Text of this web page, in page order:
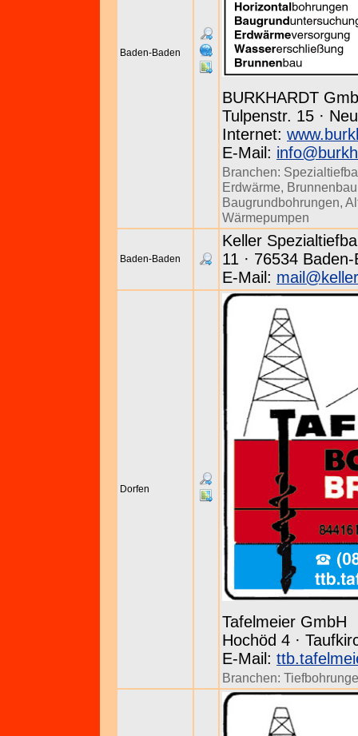
Baden-Baden
BURKHARDT
Tulpenstr. 15 ·
Internet:
E-Mail:
Branchen:
Erdwärme, Brunnenbau
Baugrundbohrungen,
Wärmepumpen
Baden-Baden
Keller
11 · 76534
E-Mail:
Dorfen
Tafelmeier GmbH
Hochöd 4 ·
E-Mail:
Branchen: